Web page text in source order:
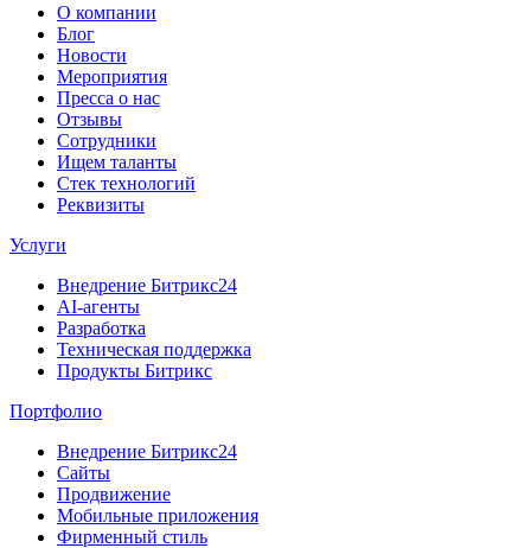
О компании
Блог
Новости
Мероприятия
Пресса о нас
Отзывы
Сотрудники
Ищем таланты
Стек технологий
Реквизиты
Услуги
Внедрение Битрикс24
AI-агенты
Разработка
Техническая поддержка
Продукты Битрикс
Портфолио
Внедрение Битрикс24
Сайты
Продвижение
Мобильные приложения
Фирменный стиль